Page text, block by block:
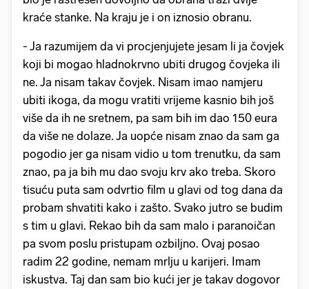
kraće stanke. Na kraju je i on iznosio obranu.
- Ja razumijem da vi procjenjujete jesam li ja čovjek
koji bi mogao hladnokrvno ubiti drugog čovjeka ili
ne. Ja nisam takav čovjek. Nisam imao namjeru
ubiti ikoga, da mogu vratiti vrijeme kasnio bih još
više da ih ne sretnem, pa sam bih im dao 150 eura
da više ne dolaze. Ja uopće nisam znao da sam ga
pogodio jer ga nisam vidio u tom trenutku, da sam
znao, pa ja bih mu dao svoju krv ako treba. Skoro
tisuću puta sam odvrtio film u glavi od tog dana da
probam shvatiti kako i zašto. Svako jutro se budim
s tim u glavi. Rekao bih da sam malo i paranoičan
pa svom poslu pristupam ozbiljno. Ovaj posao
radim 22 godine, nemam mrlju u karijeri. Imam
iskustva. Taj dan sam bio kući jer je takav dogovor